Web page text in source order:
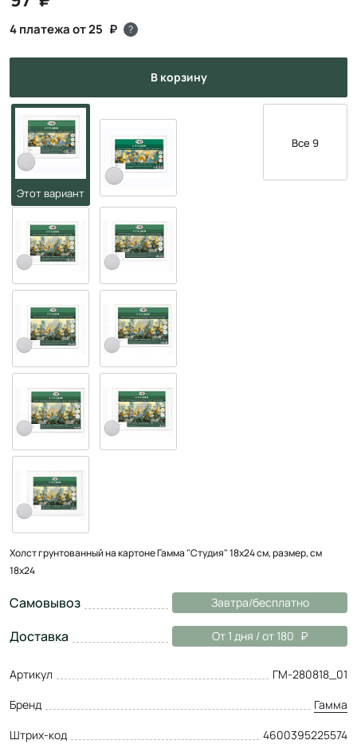
4 платежа от 25 ?
в корзину
Все 9
Холст грунтованный на картоне Гамма "Студия" 18х24 см, размер, см
18х24
Самовывоз Завтра/бесплатно
Доставка От 1 дня / от 180
Артикул
ГМ-280818_01
Бренд
Гамма
Штрих-код
4600395225574